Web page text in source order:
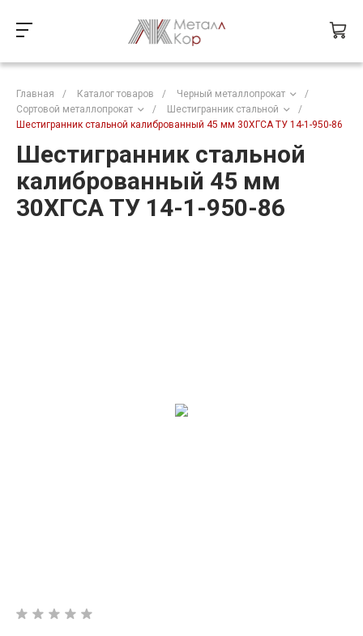
Главная / Каталог товаров / Черный металлопрокат
/
Сортовой металлопрокат
/ Шестигранник стальной
/
Шестигранник стальной калиброванный 45 мм 30ХГСА ТУ 14-1-950-86
Шестигранник стальной
калиброванный 45 мм
30ХГСА ТУ 14-1-950-86